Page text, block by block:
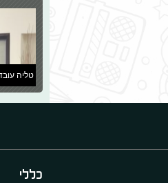
טליה
כללי